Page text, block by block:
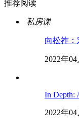
推荐阅读
私房课
向松祚
2022年04
In Depth:
2022年04